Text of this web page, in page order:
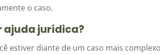
o caso.
ajuda jurídica?
estiver diante de um caso mais